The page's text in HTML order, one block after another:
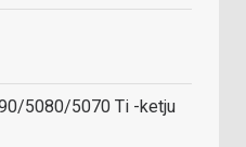
5080/5070 Ti -ketju